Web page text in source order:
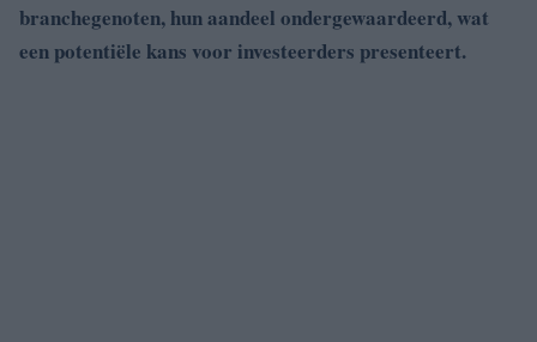
branchegenoten, hun aandeel ondergewaardeerd, wat
een potentiële kans voor investeerders presenteert.